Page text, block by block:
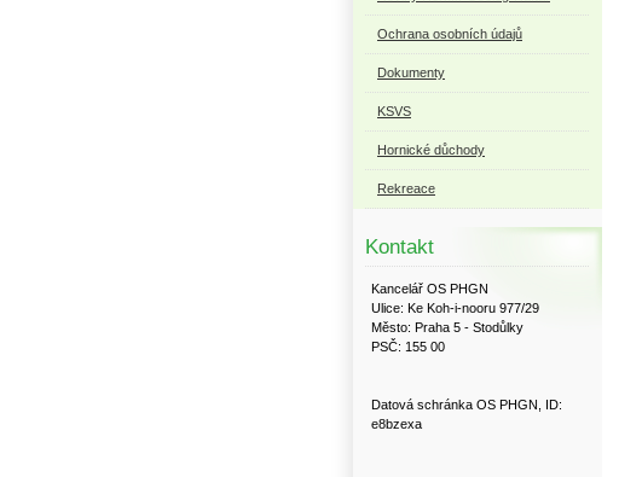
Ochrana osobních údajů
Dokumenty
KSVS
Hornické důchody
Rekreace
Kontakt
Kancelář OS PHGN
Ulice: Ke Koh-i-nooru 977/29
Město: Praha 5 - Stodůlky
PSČ: 155 00
Datová schránka OS PHGN, ID:
e8bzexa